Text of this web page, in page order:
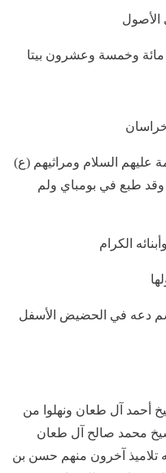
عليهم السلام ومراثيهم (ع)
وقد طبع في بومباي ولم
دعه في الحضيض الأسفل
أحمد آل طعان ونهلوا من
محمد صالح آل طعان
تلاميذ آخرون منهم حسن بن